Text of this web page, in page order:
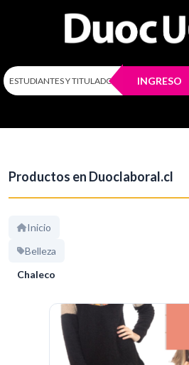
ESTUDIANTES Y TITULADOS INGRESO
Productos en Duoclaboral.cl
Inicio
Belleza
Chaleco